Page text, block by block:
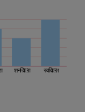
शनिवार रविवार